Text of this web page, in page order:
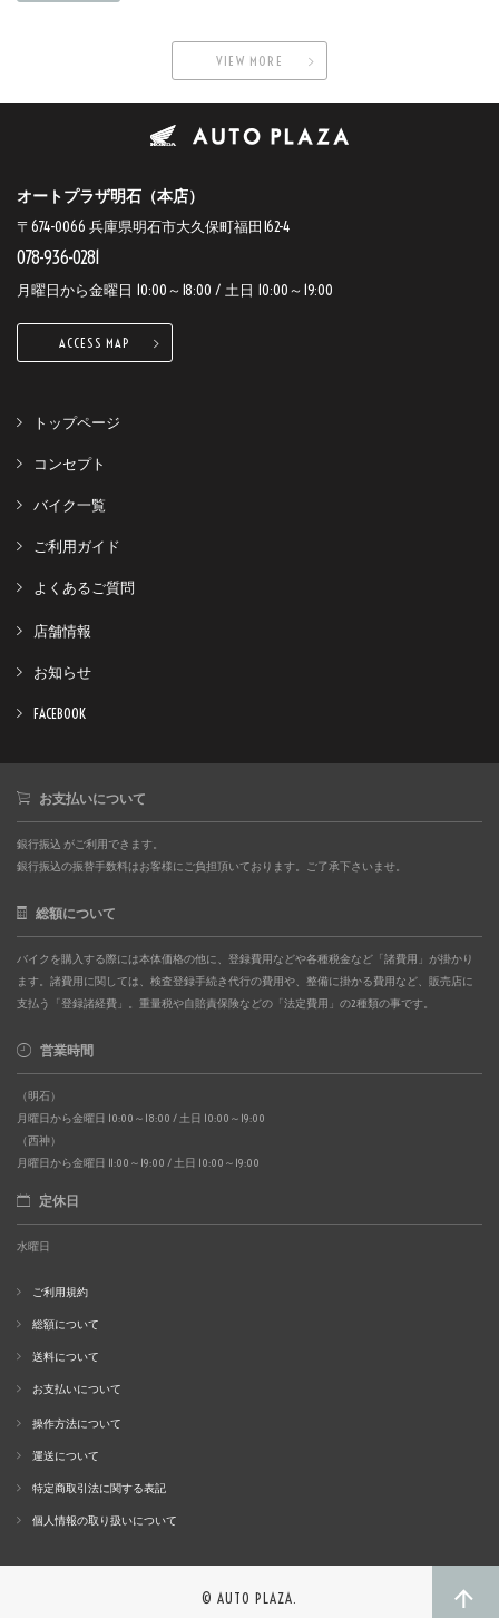
VIEW MORE
オートプラザ明石（本店）
〒674-0066 兵庫県明石市大久保町福田162-4
078-936-0281
月曜日から金曜日 10:00～18:00 / 土日 10:00～19:00
ACCESS MAP
トップページ
コンセプト
バイク一覧
ご利用ガイド
よくあるご質問
店舗情報
お知らせ
FACEBOOK
お支払いについて
銀行振込 がご利用できます。
銀行振込の振替手数料はお客様にご負担頂いております。ご了承下さいませ。
総額について
バイクを購入する際には本体価格の他に、登録費用などや各種税金など「諸費用」が掛かり
ます。諸費用に関しては、検査登録手続き代行の費用や、整備に掛かる費用など、販売店に
支払う「登録諸経費」。重量税や自賠責保険などの「法定費用」の2種類の事です。
営業時間
（明石）
月曜日から金曜日 10:00～18:00 / 土日 10:00～19:00
（西神）
月曜日から金曜日 11:00～19:00 / 土日 10:00～19:00
定休日
水曜日
ご利用規約
総額について
送料について
お支払いについて
操作方法について
運送について
特定商取引法に関する表記
個人情報の取り扱いについて
© AUTO PLAZA.